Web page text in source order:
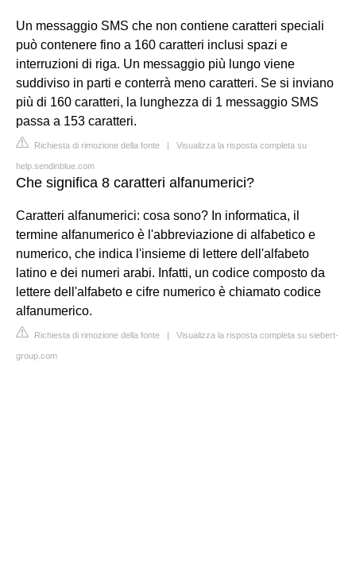
Un messaggio SMS che non contiene caratteri speciali
può contenere fino a 160 caratteri inclusi spazi e
interruzioni di riga. Un messaggio più lungo viene
suddiviso in parti e conterrà meno caratteri. Se si inviano
più di 160 caratteri, la lunghezza di 1 messaggio SMS
passa a 153 caratteri.
Richiesta di rimozione della fonte | Visualizza la risposta completa su
help.sendinblue.com
Che significa 8 caratteri alfanumerici?
Caratteri alfanumerici: cosa sono? In informatica, il
termine alfanumerico è l'abbreviazione di alfabetico e
numerico, che indica l'insieme di lettere dell'alfabeto
latino e dei numeri arabi. Infatti, un codice composto da
lettere dell'alfabeto e cifre numerico è chiamato codice
alfanumerico.
Richiesta di rimozione della fonte | Visualizza la risposta completa su siebert-
group.com